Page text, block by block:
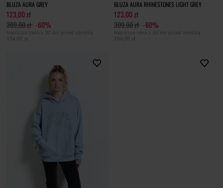
BLUZA AURA GREY
123,00 zł
309,00 zł -60%
Najniższa cena z 30 dni przed obniżką
154,00 zł
BLUZA AURA RHINESTONES LIGHT GREY
123,00 zł
309,00 zł -60%
Najniższa cena z 30 dni przed obniżką
154,00 zł